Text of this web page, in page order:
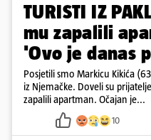
TURISTI IZ
mu zapalili
'Ovo je danas
Posjetili smo Markicu Kikića
iz Njemačke. Doveli su
zapalili apartman. Očajan je...
10